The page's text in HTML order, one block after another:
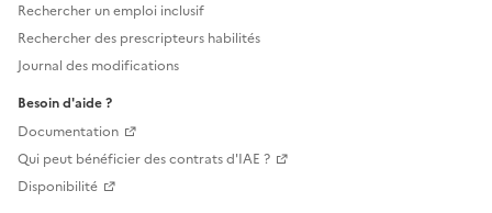
Rechercher un emploi inclusif
Rechercher des prescripteurs habilités
Journal des modifications
Besoin d'aide ?
Documentation
Qui peut bénéficier des contrats d'IAE ?
Disponibilité